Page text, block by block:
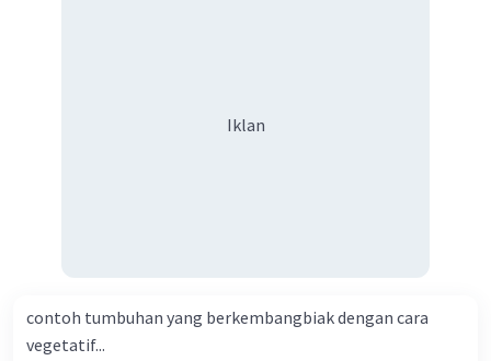
Iklan
contoh tumbuhan yang berkembangbiak dengan cara
vegetatif...